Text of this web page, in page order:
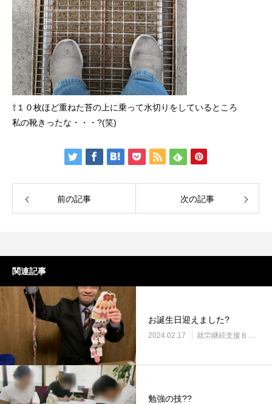
⇧１０枚ほど重ねた苔の上に乗って水切りをしているところ
私の靴きったな・・・?(笑)
前の記事 次の記事
関連記事
お誕生日迎えました?
2024.02.17 就労継続支援Ｂ型・ニコサービス城東センター
勉強の技?‍?